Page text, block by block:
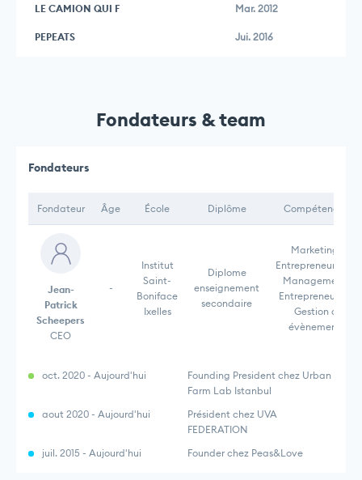
LE CAMION QUI F Mar. 2012
PEPEATS Jui. 2016
Fondateurs & team
Fondateurs
Fondateur Âge École Diplôme Compétences
Jean-
Patrick
Scheepers
CEO
-
Institut
Saint-
Boniface
Ixelles
Diplome
enseignement
secondaire
Marketing,
Entrepreneurship,
Management,
Entrepreneuriat,
Gestion d
évènement,
oct. 2020 - Aujourd'hui
Founding President chez Urban
Farm Lab Istanbul
aout 2020 - Aujourd'hui
Président chez UVA
FEDERATION
juil. 2015 - Aujourd'hui
Founder chez Peas&Love